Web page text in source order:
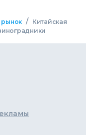
рынок /
Китайская